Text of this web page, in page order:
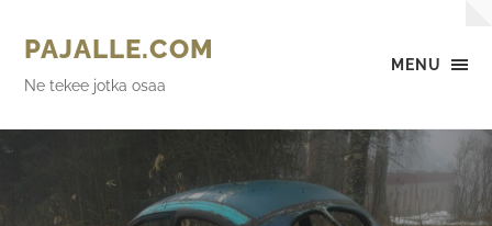
MENU
PAJALLE.COM
Ne tekee jotka osaa